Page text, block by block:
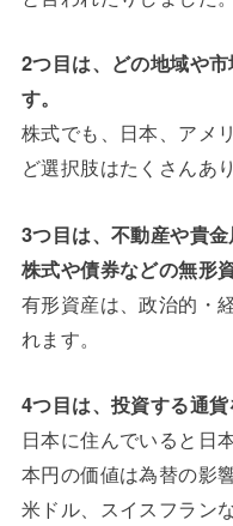
2つ目は、どの地域や
す。
株式でも、日本、アメ
ど選択肢はたくさんあり
3つ目は、不動産や貴金
株式や債券などの無形
有形資産は、政治的・
れます。
4つ目は、投資する通貨
日本に住んでいると日
本円の価値は為替の影
米ドル、スイスフラン